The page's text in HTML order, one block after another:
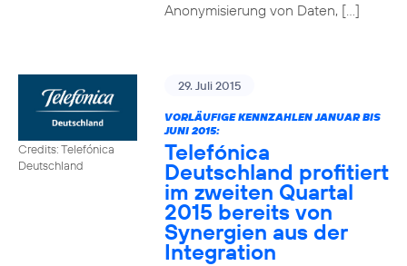
Anonymisierung von Daten, […]
Credits: Telefónica
Deutschland
29. Juli 2015
VORLÄUFIGE KENNZAHLEN JANUAR BIS
JUNI 2015:
Telefónica
Deutschland profitiert
im zweiten Quartal
2015 bereits von
Synergien aus der
Integration